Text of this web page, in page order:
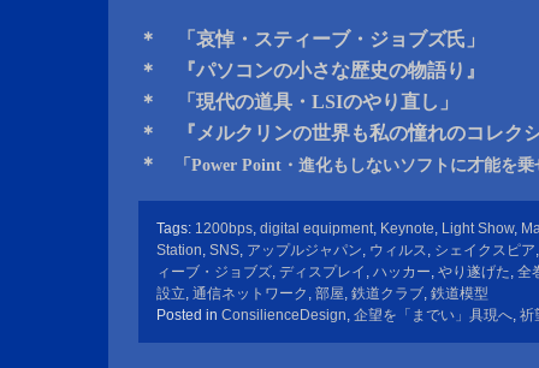
＊ 「哀悼・スティーブ・ジョブズ氏」
＊ 『パソコンの小さな歴史の物語り』
＊ 「現代の道具・LSIのやり直し」
＊ 『メルクリンの世界も私の憧れのコレク
＊
「Power Point・進化もしないソフトに才能を
Tags: 1200bps, digital equipment, Keynote, Light Show,
Station, SNS, アップルジャパン, ウィルス, シェイクスピア
ィーブ・ジョブズ, ディスプレイ , ハッカー, やり遂げた, 全
設立, 通信ネットワーク , 部屋, 鉄道クラブ, 鉄道模型
Posted in ConsilienceDesign, 企望を「までい」具現へ, 祈